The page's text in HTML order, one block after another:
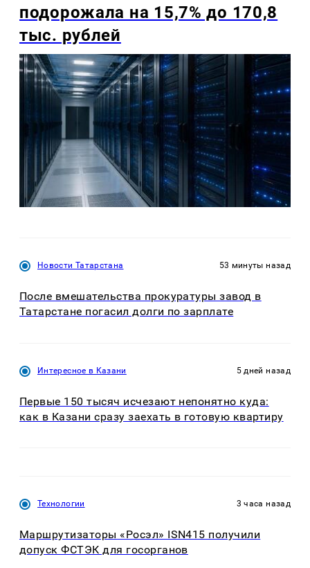
подорожала на 15,7% до 170,8
тыс. рублей
Новости Татарстана 53 минуты назад
После вмешательства прокуратуры завод в
Татарстане погасил долги по зарплате
Интересное в Казани 5 дней назад
Первые 150 тысяч исчезают непонятно куда:
как в Казани сразу заехать в готовую квартиру
Технологии 3 часа назад
Маршрутизаторы «Росэл» ISN415 получили
допуск ФСТЭК для госорганов